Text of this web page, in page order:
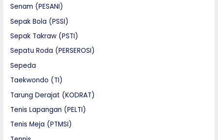
Senam (PESANI)
Sepak Bola (PSSI)
Sepak Takraw (PSTI)
Sepatu Roda (PERSEROSI)
Sepeda
Taekwondo (TI)
Tarung Derajat (KODRAT)
Tenis Lapangan (PELTI)
Tenis Meja (PTMSI)